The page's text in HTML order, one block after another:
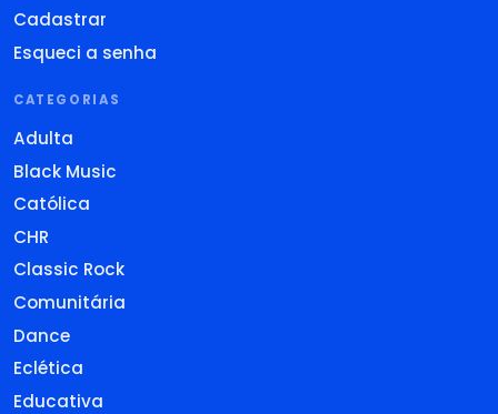
Cadastrar
Esqueci a senha
CATEGORIAS
Adulta
Black Music
Católica
CHR
Classic Rock
Comunitária
Dance
Eclética
Educativa